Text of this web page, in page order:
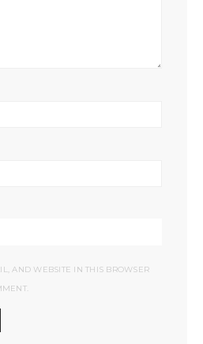
AND WEBSITE IN THIS BROWSER